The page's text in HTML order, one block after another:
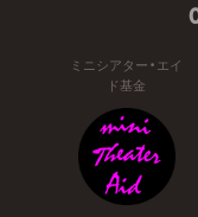
ミニシアター・エイ
ド基金